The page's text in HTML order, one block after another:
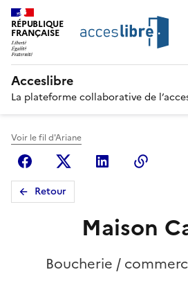
RÉPUBLIQUE
FRANÇAISE
Acceslibre
La plateforme collaborative de
Voir le fil d'Ariane
FacebookX (anciennement
Linkedin
Retour
Maison
Boucherie /